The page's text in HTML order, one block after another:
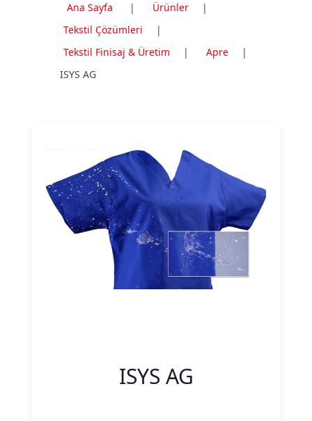
Ana Sayfa | Ürünler
|
Tekstil Çözümleri
|
Tekstil Finisaj & Üretim
| Apre
|
ISYS AG
ISYS AG